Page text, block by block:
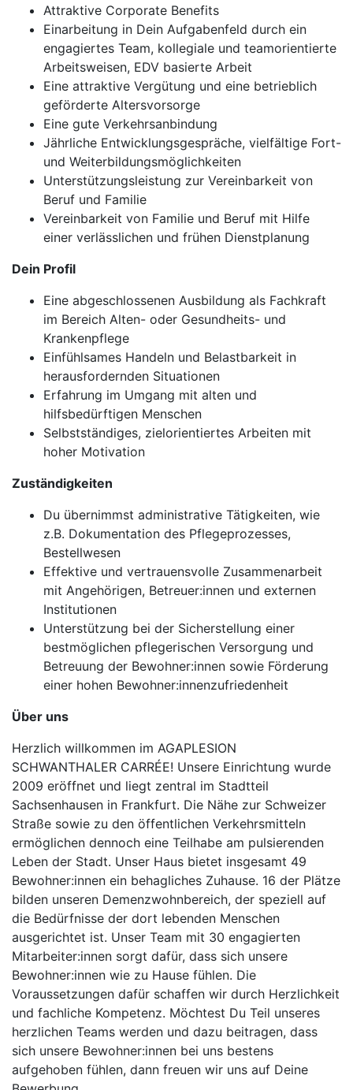
Attraktive Corporate Benefits
Einarbeitung in Dein Aufgabenfeld durch ein
engagiertes Team, kollegiale und teamorientierte
Arbeitsweisen, EDV basierte Arbeit
Eine attraktive Vergütung und eine betrieblich
geförderte Altersvorsorge
Eine gute Verkehrsanbindung
Jährliche Entwicklungsgespräche, vielfältige Fort-
und Weiterbildungsmöglichkeiten
Unterstützungsleistung zur Vereinbarkeit von
Beruf und Familie
Vereinbarkeit von Familie und Beruf mit Hilfe
einer verlässlichen und frühen Dienstplanung
Dein Profil
Eine abgeschlossenen Ausbildung als Fachkraft
im Bereich Alten- oder Gesundheits- und
Krankenpflege
Einfühlsames Handeln und Belastbarkeit in
herausfordernden Situationen
Erfahrung im Umgang mit alten und
hilfsbedürftigen Menschen
Selbstständiges, zielorientiertes Arbeiten mit
hoher Motivation
Zuständigkeiten
Du übernimmst administrative Tätigkeiten, wie
z.B. Dokumentation des Pflegeprozesses,
Bestellwesen
Effektive und vertrauensvolle Zusammenarbeit
mit Angehörigen, Betreuer:innen und externen
Institutionen
Unterstützung bei der Sicherstellung einer
bestmöglichen pflegerischen Versorgung und
Betreuung der Bewohner:innen sowie Förderung
einer hohen Bewohner:innenzufriedenheit
Über uns
Herzlich willkommen im AGAPLESION
SCHWANTHALER CARRÉE! Unsere Einrichtung wurde
2009 eröffnet und liegt zentral im Stadtteil
Sachsenhausen in Frankfurt. Die Nähe zur Schweizer
Straße sowie zu den öffentlichen Verkehrsmitteln
ermöglichen dennoch eine Teilhabe am pulsierenden
Leben der Stadt. Unser Haus bietet insgesamt 49
Bewohner:innen ein behagliches Zuhause. 16 der Plätze
bilden unseren Demenzwohnbereich, der speziell auf
die Bedürfnisse der dort lebenden Menschen
ausgerichtet ist. Unser Team mit 30 engagierten
Mitarbeiter:innen sorgt dafür, dass sich unsere
Bewohner:innen wie zu Hause fühlen. Die
Voraussetzungen dafür schaffen wir durch Herzlichkeit
und fachliche Kompetenz. Möchtest Du Teil unseres
herzlichen Teams werden und dazu beitragen, dass
sich unsere Bewohner:innen bei uns bestens
aufgehoben fühlen, dann freuen wir uns auf Deine